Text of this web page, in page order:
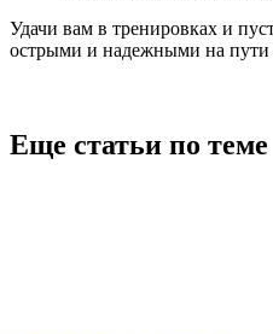
Удачи вам в тренировках и
острыми и надежными на пути
Еще статьи по теме